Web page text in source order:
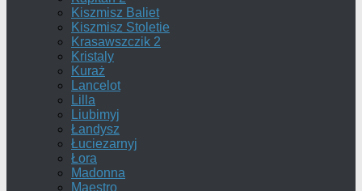
Kiszmisz Baliet
Kiszmisz Stoletie
Krasawszczik 2
Kristaly
Kuraż
Lancelot
Lilla
Liubimyj
Łandysz
Łuciezarnyj
Łora
Madonna
Maestro